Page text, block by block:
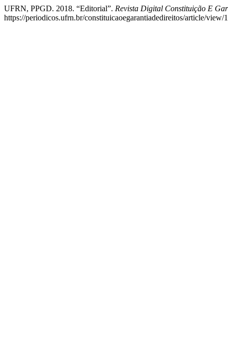
UFRN, PPGD. 2018. “Editorial”. Revista Digital Constituição E
https://periodicos.ufrn.br/constituicaoegarantiadedireitos/article/view/